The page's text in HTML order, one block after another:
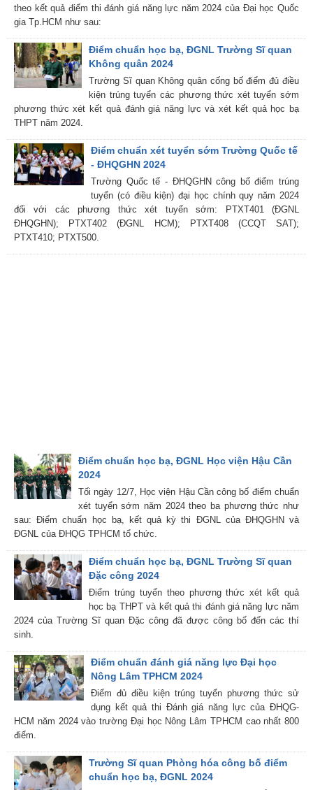
theo kết quả điểm thi đánh giá năng lực năm 2024 của Đại học Quốc
gia Tp.HCM như sau:
Điểm chuẩn học bạ, ĐGNL Trường Sĩ quan
Không quân 2024
Trường Sĩ quan Không quân cống bố điểm đủ điều
kiện trúng tuyển các phương thức xét tuyển sớm
phương thức xét kết quả đánh giá năng lực và xét kết quả học bạ
THPT năm 2024.
Điểm chuẩn xét tuyển sớm Trường Quốc tế
- ĐHQGHN 2024
Trường Quốc tế - ĐHQGHN công bố điểm trúng
tuyển (có điều kiện) đại học chính quy năm 2024
đối với các phương thức xét tuyển sớm: PTXT401 (ĐGNL
ĐHQGHN); PTXT402 (ĐGNL HCM); PTXT408 (CCQT SAT);
PTXT410; PTXT500.
Điểm chuẩn học bạ, ĐGNL Học viện Hậu Cần
2024
Tối ngày 12/7, Học viện Hậu Cần công bố điểm chuẩn
xét tuyển sớm năm 2024 theo ba phương thức như
sau: Điểm chuẩn học bạ, kết quả kỳ thi ĐGNL của ĐHQGHN và
ĐGNL của ĐHQG TPHCM tổ chức.
Điểm chuẩn học bạ, ĐGNL Trường Sĩ quan
Đặc công 2024
Điểm trúng tuyển theo phương thức xét kết quả
học bạ THPT và kết quả thi đánh giá năng lực năm
2024 của Trường Sĩ quan Đặc công đã được công bố đến các thí
sinh.
Điểm chuẩn đánh giá năng lực Đại học
Nông Lâm TPHCM 2024
Điểm đủ điều kiện trúng tuyển phương thức sử
dụng kết quả thi Đánh giá năng lực của ĐHQG-
HCM năm 2024 vào trường Đại học Nông Lâm TPHCM cao nhất 800
điểm.
Trường Sĩ quan Phòng hóa công bố điểm
chuẩn học bạ, ĐGNL 2024